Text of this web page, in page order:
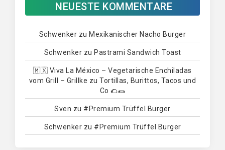
NEUESTE KOMMENTARE
Schwenker zu Mexikanischer Nacho Burger
Schwenker zu Pastrami Sandwich Toast
🇲🇽 Viva La México – Vegetarische Enchiladas
vom Grill – Grillke zuTortillas, Burittos, Tacos und
Co 🌮🌯
Sven zu #Premium Trüffel Burger
Schwenker zu #Premium Trüffel Burger